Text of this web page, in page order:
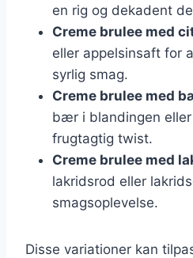
en rig og dekadent
Creme brulee med
eller appelsinsaft for
syrlig smag.
Creme brulee med
bær i blandingen
frugtagtig twist.
Creme brulee med
lakridsrod eller
smagsoplevelse.
Disse variationer kan